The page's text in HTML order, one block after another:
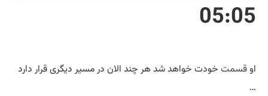
05:05
اوقسمت خودت خواهد شد هر چند الان در مسیر دیگری قرار دارد
…